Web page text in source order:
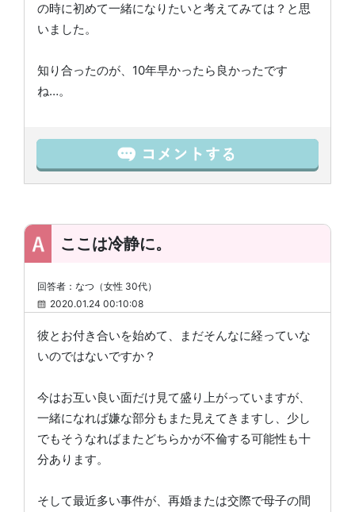
の時に初めて一緒になりたいと考えてみては？と思
いました。
知り合ったのが、10年早かったら良かったです
ね…。
ここは冷静に。
回答者：なつ（女性 30代）
2020.01.24 00:10:08
彼とお付き合いを始めて、まだそんなに経っていな
いのではないですか？
今はお互い良い面だけ見て盛り上がっていますが、
一緒になれば嫌な部分もまた見えてきますし、少し
でもそうなればまたどちらかが不倫する可能性も十
分あります。
そして最近多い事件が、再婚または交際で母子の間